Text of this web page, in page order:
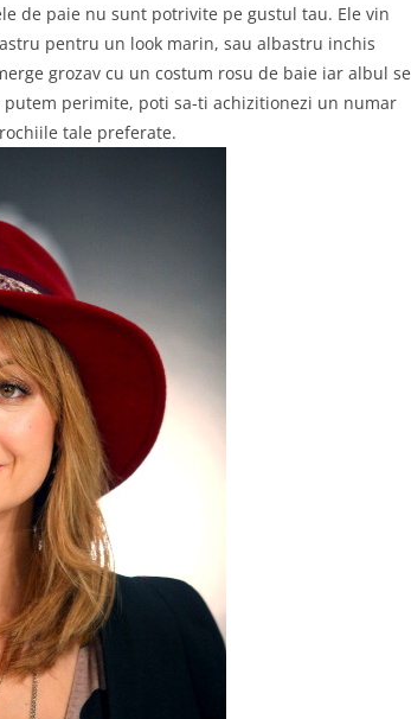
de paie nu sunt potrivite pe gustul tau. Ele vin
pentru un look marin, sau albastru inchis
grozav cu un costum rosu de baie iar albul se
perimite, poti sa-ti achizitionezi un numar
tale preferate.